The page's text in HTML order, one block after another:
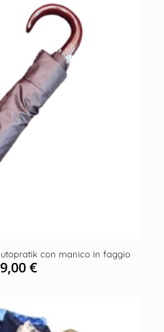
con manico in faggio
€